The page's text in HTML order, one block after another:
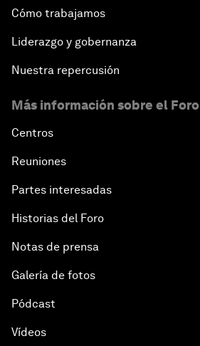
Cómo trabajamos
Liderazgo y gobernanza
Nuestra repercusión
Más información sobre el Foro
Centros
Reuniones
Partes interesadas
Historias del Foro
Notas de prensa
Galería de fotos
Pódcast
Vídeos